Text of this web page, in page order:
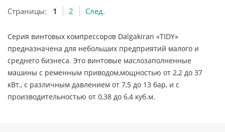
Страницы: 1 2 След.
Серия винтовых компрессоров Dalgakiran «TIDY»
предназначена для небольших предприятий малого и
среднего бизнеса. Это винтовые маслозаполненные
машины с ременным приводом,мощностью от 2,2 до 37
кВт., с различным давлением от 7,5 до 13 бар, и с
производительностью от 0,38 до 6,4 куб.м.